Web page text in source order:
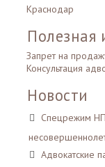
Краснодар
Полезная
Запрет на
Консультация
Новости
Спецрежим
Адвокатские